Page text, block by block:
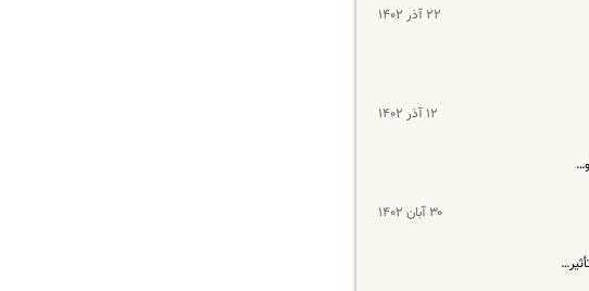
۲۲ آذر ۱۴۰۲
۱۲ آذر ۱۴۰۲
۳۰ آبان ۱۴۰۲